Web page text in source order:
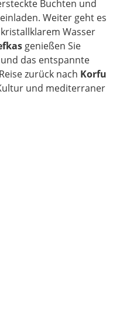
Buchten und
Weiter geht es
Wasser
genießen Sie
das entspannte
zurück nach Korfu
und mediterraner